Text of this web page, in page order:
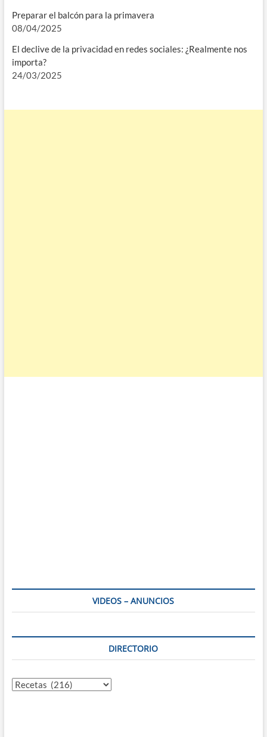
Preparar el balcón para la primavera
08/04/2025
El declive de la privacidad en redes sociales: ¿Realmente nos
importa?
24/03/2025
VIDEOS – ANUNCIOS
DIRECTORIO
Directorio